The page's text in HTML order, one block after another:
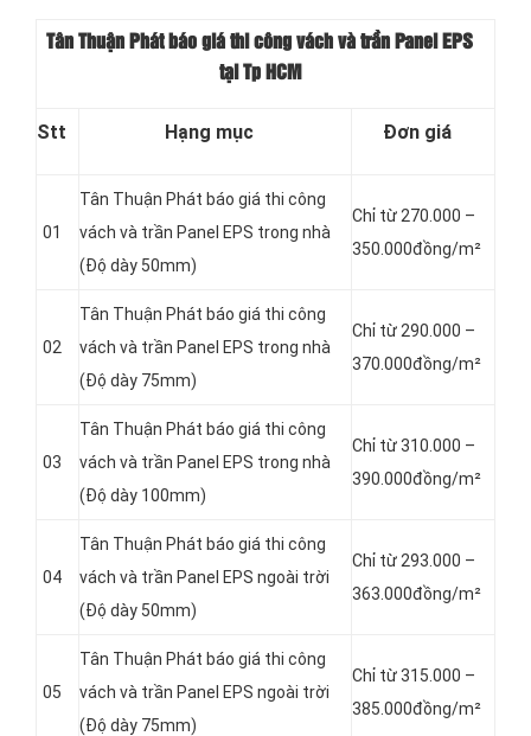
Tân Thuận Phát báo giá thi công vách và trần Panel EPS
tại Tp HCM
Stt Hạng mục Đơn giá
01
Tân Thuận Phát báo giá thi công
vách và trần Panel EPS trong nhà
(Độ dày 50mm)
Chỉ từ 270.000 –
350.000đồng/m²
02
Tân Thuận Phát báo giá thi công
vách và trần Panel EPS trong nhà
(Độ dày 75mm)
Chỉ từ 290.000 –
370.000đồng/m²
03
Tân Thuận Phát báo giá thi công
vách và trần Panel EPS trong nhà
(Độ dày 100mm)
Chỉ từ 310.000 –
390.000đồng/m²
04
Tân Thuận Phát báo giá thi công
vách và trần Panel EPS ngoài trời
(Độ dày 50mm)
Chỉ từ 293.000 –
363.000đồng/m²
05
Tân Thuận Phát báo giá thi công
vách và trần Panel EPS ngoài trời
(Độ dày 75mm)
Chỉ từ 315.000 –
385.000đồng/m²